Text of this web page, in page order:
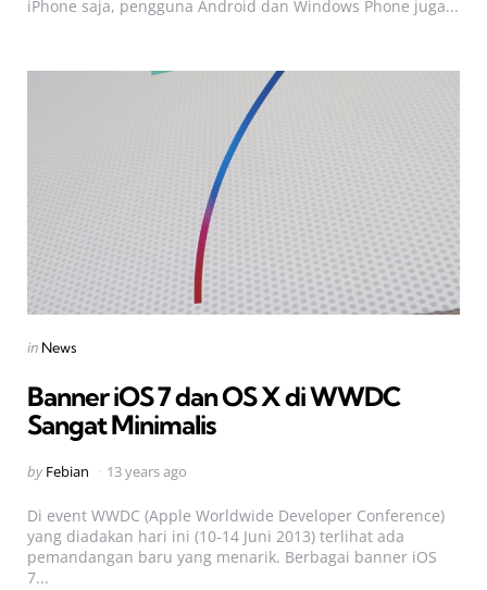
iPhone saja, pengguna Android dan Windows Phone juga...
Categories
Posted
in News
Banner iOS 7 dan OS X di WWDC
Sangat Minimalis
Posted
by Febian 13 years ago
Di event WWDC (Apple Worldwide Developer Conference)
yang diadakan hari ini (10-14 Juni 2013) terlihat ada
pemandangan baru yang menarik. Berbagai banner iOS
7...